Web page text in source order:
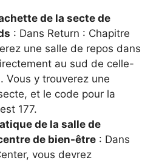
de la secte de
: Dans Return : Chapitre
une salle de repos dans
au sud de celle-
Vous y trouverez une
et le code pour la
177.
de la salle de
de bien-être : Dans
vous devrez